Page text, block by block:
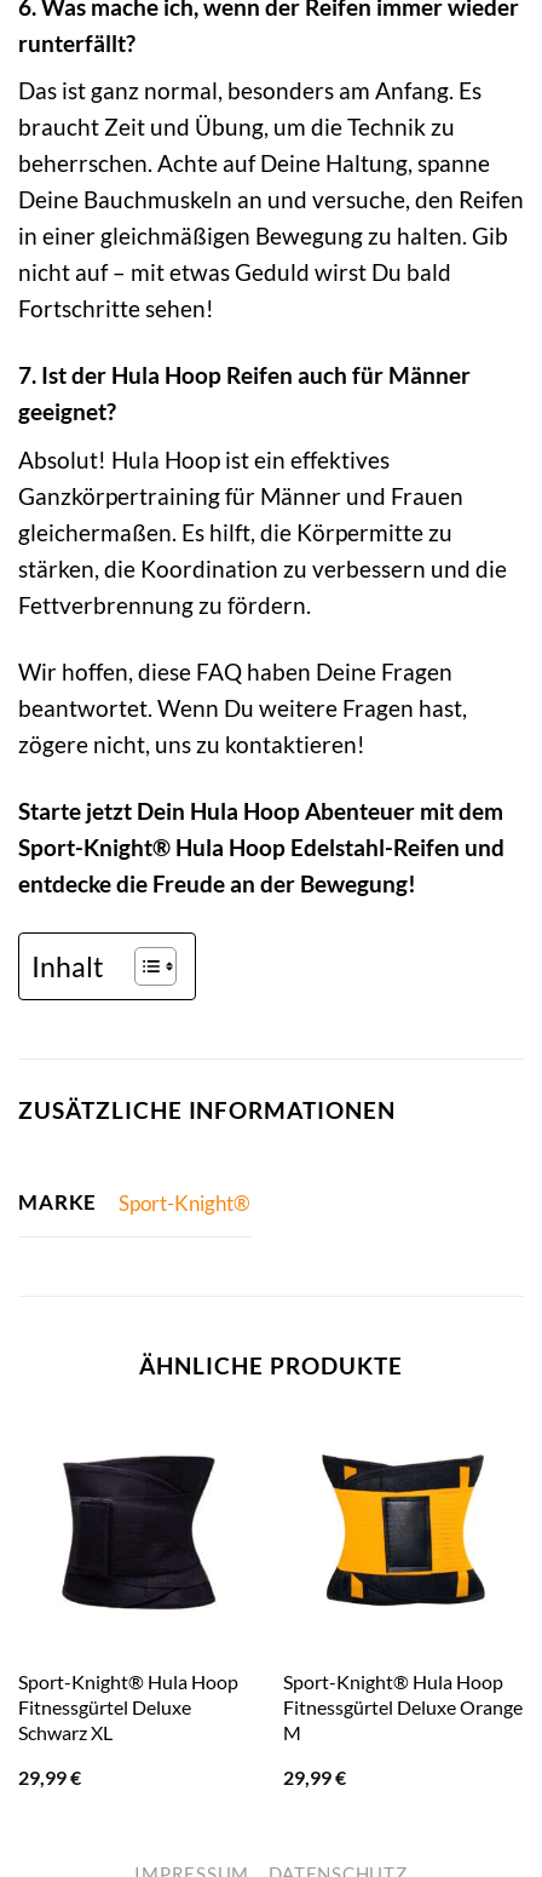
6. Was mache ich, wenn der Reifen immer wieder
runterfällt?
Das ist ganz normal, besonders am Anfang. Es
braucht Zeit und Übung, um die Technik zu
beherrschen. Achte auf Deine Haltung, spanne
Deine Bauchmuskeln an und versuche, den Reifen
in einer gleichmäßigen Bewegung zu halten. Gib
nicht auf – mit etwas Geduld wirst Du bald
Fortschritte sehen!
7. Ist der Hula Hoop Reifen auch für Männer
geeignet?
Absolut! Hula Hoop ist ein effektives
Ganzkörpertraining für Männer und Frauen
gleichermaßen. Es hilft, die Körpermitte zu
stärken, die Koordination zu verbessern und die
Fettverbrennung zu fördern.
Wir hoffen, diese FAQ haben Deine Fragen
beantwortet. Wenn Du weitere Fragen hast,
zögere nicht, uns zu kontaktieren!
Starte jetzt Dein Hula Hoop Abenteuer mit dem
Sport-Knight® Hula Hoop Edelstahl-Reifen und
entdecke die Freude an der Bewegung!
Inhalt
ZUSÄTZLICHE INFORMATIONEN
MARKE Sport-Knight®
ÄHNLICHE PRODUKTE
Sport-Knight® Hula Hoop
Fitnessgürtel Deluxe
Schwarz XL
29,99€
Sport-Knight® Hula Hoop
Fitnessgürtel Deluxe Orange
M
29,99€